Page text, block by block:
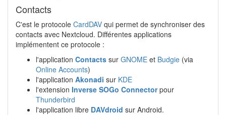
Contacts
C'est le protocole CardDAV qui permet de synchroniser des
contacts avec Nextcloud. Différentes applications
implémentent ce protocole :
l'application Contacts sur GNOME et Budgie (via
Online Accounts)
l'application Akonadi sur KDE
l'extension Inverse SOGo Connectorpour
Thunderbird
l'application libre DAVdroid sur Android.